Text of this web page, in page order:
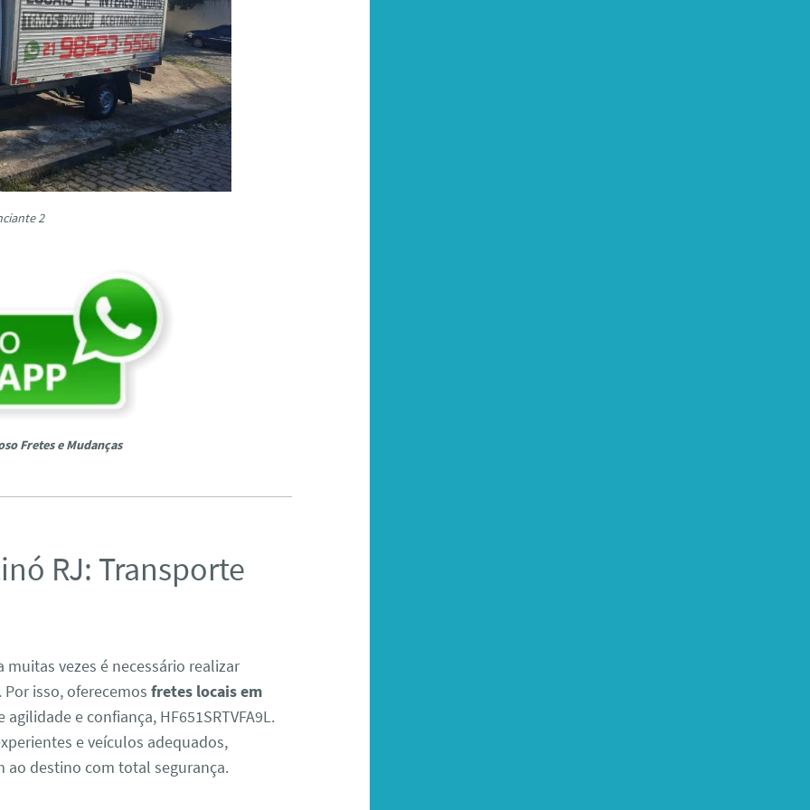
2
Fretes e Mudanças
RJ: Transporte
vezes é necessário realizar
isso, oferecemosfretes locais em
e confiança, HF651SRTVFA9L.
e veículos adequados,
ao destino com total segurança.